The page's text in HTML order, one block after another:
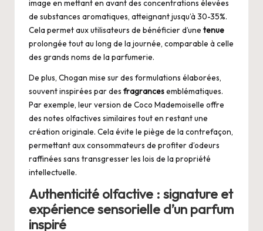
image en mettant en avant des concentrations élevées
de substances aromatiques, atteignant jusqu’à 30-35%.
Cela permet aux utilisateurs de bénéficier d’une tenue
prolongée tout au long de la journée, comparable à celle
des grands noms de la parfumerie.
De plus, Chogan mise sur des formulations élaborées,
souvent inspirées par des fragrancesemblématiques.
Par exemple, leur version de Coco Mademoiselle offre
des notes olfactives similaires tout en restant une
création originale. Cela évite le piège de la contrefaçon,
permettant aux consommateurs de profiter d’odeurs
raffinées sans transgresser les lois de la propriété
intellectuelle.
Authenticité olfactive : signature et
expérience sensorielle d’un parfum
inspiré